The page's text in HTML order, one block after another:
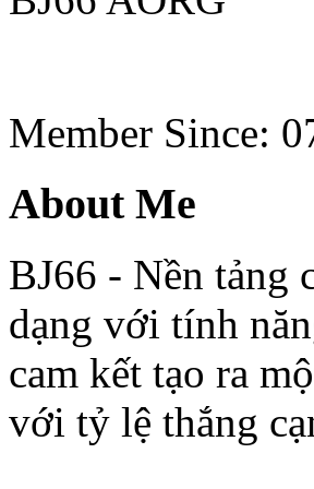
Member Since:
About Me
BJ66 - Nền tảng
dạng với tính
cam kết tạo ra
với tỷ lệ thắng